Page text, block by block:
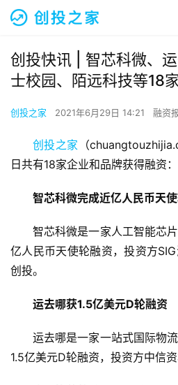
创投快讯 | 智芯科微、
士校园、​陌远科技等18
创投之家 2021年6月29日 14:21 融资
创投之家 （
日共有18家企业和品牌获得融资：
智芯科微完成近亿人民币天
智芯科微是一家人工智能芯
亿人民币天使轮融资，投资方
创投。
运去哪获1.5亿美元D轮融资
运去哪是一家一站式国际物
1.5亿美元D轮融资，投资方中信资